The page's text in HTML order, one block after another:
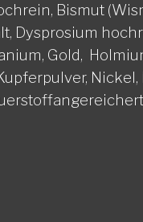
Bismut
Dysprosium
Gold,
Nickel,